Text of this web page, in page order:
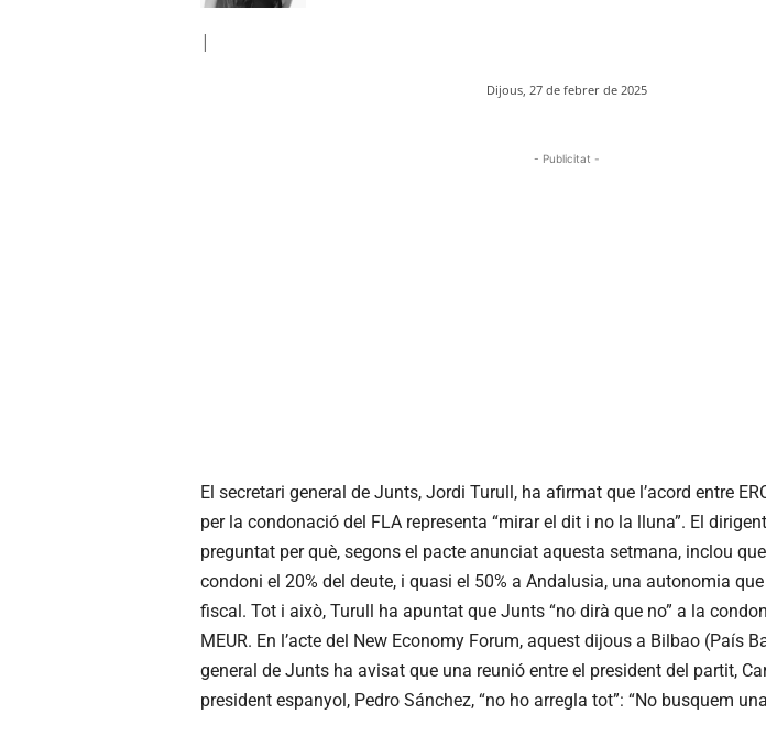
|
Dijous, 27 de febrer de 2025
- Publicitat -
El secretari general de Junts, Jordi Turull, ha afirmat que l’acord entre
per la condonació del FLA representa “mirar el dit i no la lluna”. El
preguntat per què, segons el pacte anunciat aquesta setmana, inclou
condoni el 20% del deute, i quasi el 50% a Andalusia, una autonomia
fiscal. Tot i això, Turull ha apuntat que Junts “no dirà que no” a la
MEUR. En l’acte del New Economy Forum, aquest dijous a Bilbao (País
general de Junts ha avisat que una reunió entre el president del partit,
president espanyol, Pedro Sánchez, “no ho arregla tot”: “No busquem